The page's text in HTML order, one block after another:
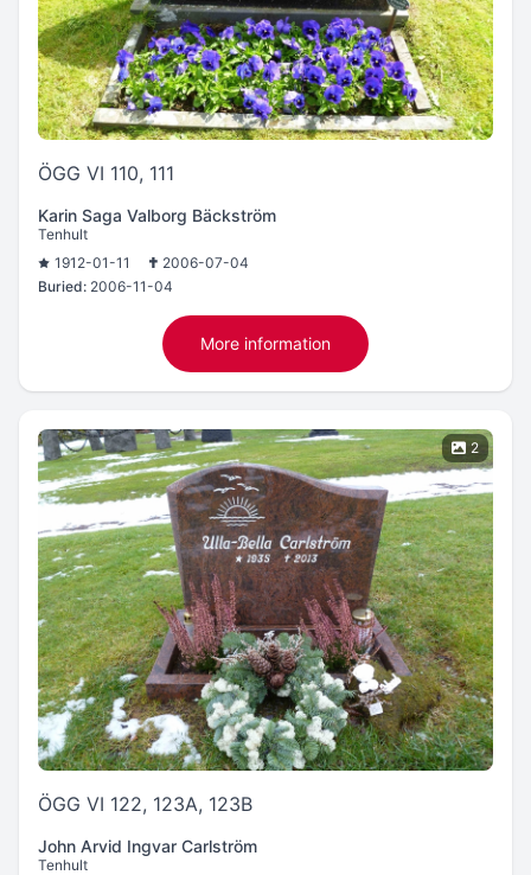
ÖGG VI 110, 111
Karin Saga Valborg Bäckström
Tenhult
1912-01-11
2006-07-04
Buried: 2006-11-04
More information
2
ÖGG VI 122, 123A, 123B
John Arvid Ingvar Carlström
Tenhult